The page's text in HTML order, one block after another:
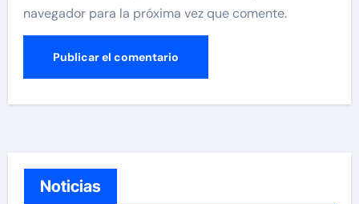
navegador para la próxima vez que comente.
Noticias